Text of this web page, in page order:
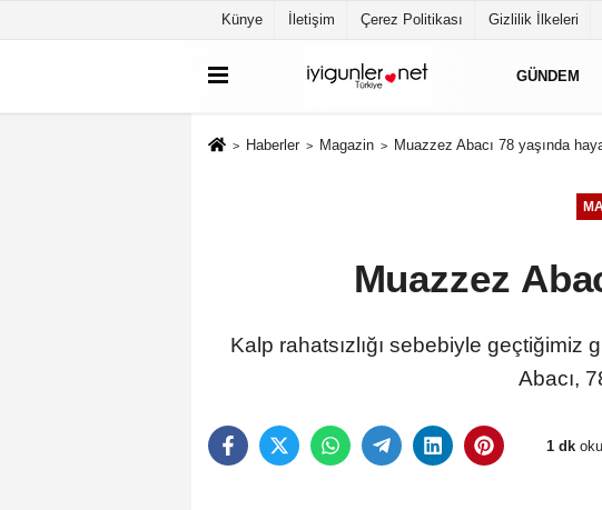
Künye İletişim Çerez Politikası Gizlilik İlkeleri
GÜNDEM
Haberler Magazin Muazzez Abacı 78 yaşında
Muazzez
Kalp rahatsızlığı sebebiyle
Abacı,
1 dk